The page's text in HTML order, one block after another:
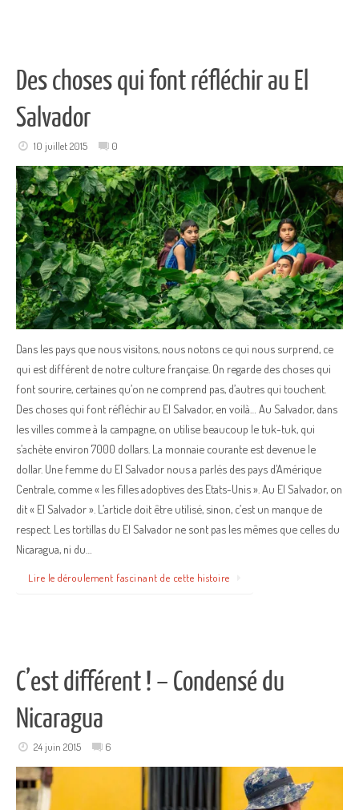
Des choses qui font réfléchir au El
Salvador
10 juillet 2015 0
Dans les pays que nous visitons, nous notons ce qui nous surprend, ce
qui est différent de notre culture française. On regarde des choses qui
font sourire, certaines qu’on ne comprend pas, d’autres qui touchent.
Des choses qui font réfléchir au El Salvador, en voilà… Au Salvador, dans
les villes comme à la campagne, on utilise beaucoup le tuk-tuk, qui
s’achète environ 7000 dollars. La monnaie courante est devenue le
dollar. Une femme du El Salvador nous a parlés des pays d’Amérique
Centrale, comme « les filles adoptives des Etats-Unis ». Au El Salvador, on
dit « El Salvador ». L’article doit être utilisé, sinon, c’est un manque de
respect. Les tortillas du El Salvador ne sont pas les mêmes que celles du
Nicaragua, ni du…
Lire le déroulement fascinant de cette histoire
C’est différent ! – Condensé du
Nicaragua
24 juin 2015 6